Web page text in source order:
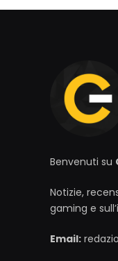
Benvenuti su
Notizie,
gaming e
Email: